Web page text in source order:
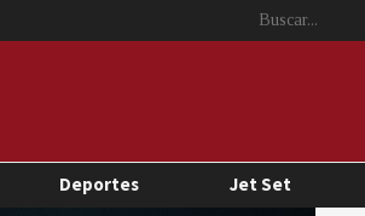
Deportes Jet Set